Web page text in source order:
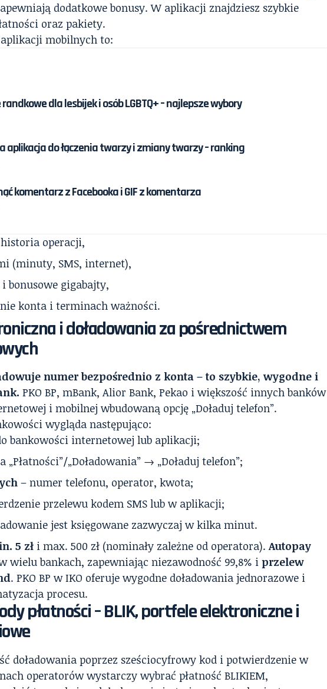
dodatkowe bonusy. W aplikacji znajdziesz szybkie
oraz pakiety.
mobilnych to:
dla lesbijek i osób LGBTQ+ – najlepsze wybory
aplikacja do łączenia twarzy i zmiany twarzy – ranking
komentarz z Facebooka i GIF z komentarza
operacji,
(minuty, SMS, internet),
bonusowe gigabajty,
konta i terminach ważności.
i doładowania za pośrednictwem
numer bezpośrednio z konta – to szybkie, wygodne i
PKO BP, mBank, Alior Bank, Pekao i większość innych banków
i mobilnej wbudowaną opcję „Doładuj telefon”.
wygląda następująco:
bankowości internetowej lub aplikacji;
„Płatności”/„Doładowania” → „Doładuj telefon”;
– numer telefonu, operator, kwota;
przelewu kodem SMS lub w aplikacji;
jest księgowane zazwyczaj w kilka minut.
5 zł i max. 500 zł (nominały zależne od operatora).Autopay
wielu bankach, zapewniając niezawodność 99,8% iprzelew
. PKO BP w IKO oferuje wygodne doładowania jednorazowe i
procesu.
płatności – BLIK, portfele elektroniczne i
doładowania poprzez sześciocyfrowy kod i potwierdzenie w
operatorów wystarczy wybrać płatność BLIKIEM,